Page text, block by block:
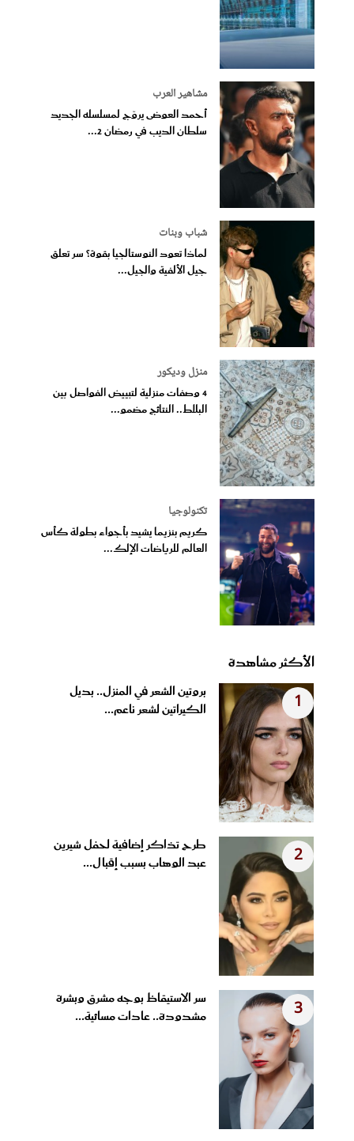
مشاهير العرب
أحمد العوضى يروّج لمسلسله الجديد
سلطان الديب في رمضان 2...
شباب وبنات
لماذا تعود النوستالجيا بقوة؟ سر تعلق
جيل الألفية والجيل...
منزل وديكور
4 وصفات منزلية لتبييض الفواصل بين
البلاط.. النتائج مضمو...
تكنولوجيا
كريم بنزيما يشيد بأجواء بطولة كأس
العالم للرياضات الإلك...
الأكثر مشاهدة
1
بروتين الشعر في المنزل.. بديل
الكيراتين لشعر ناعم...
2
طرح تذاكر إضافية لحفل شيرين
عبد الوهاب بسبب إقبال...
3
سر الاستيقاظ بوجه مشرق وبشرة
مشدودة.. عادات مسائية...